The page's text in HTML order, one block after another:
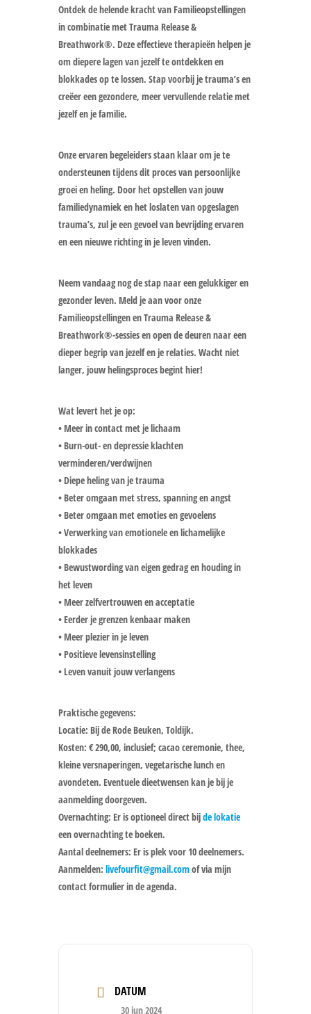
Ontdek de helende kracht van Familieopstellingen
in combinatie met Trauma Release &
Breathwork®. Deze effectieve therapieën helpen je
om diepere lagen van jezelf te ontdekken en
blokkades op te lossen. Stap voorbij je trauma’s en
creëer een gezondere, meer vervullende relatie met
jezelf en je familie.
Onze ervaren begeleiders staan klaar om je te
ondersteunen tijdens dit proces van persoonlijke
groei en heling. Door het opstellen van jouw
familiedynamiek en het loslaten van opgeslagen
trauma’s, zul je een gevoel van bevrijding ervaren
en een nieuwe richting in je leven vinden.
Neem vandaag nog de stap naar een gelukkiger en
gezonder leven. Meld je aan voor onze
Familieopstellingen en Trauma Release &
Breathwork®-sessies en open de deuren naar een
dieper begrip van jezelf en je relaties. Wacht niet
langer, jouw helingsproces begint hier!
Wat levert het je op:
• Meer in contact met je lichaam
• Burn-out- en depressie klachten
verminderen/verdwijnen
• Diepe heling van je trauma
• Beter omgaan met stress, spanning en angst
• Beter omgaan met emoties en gevoelens
• Verwerking van emotionele en lichamelijke
blokkades
• Bewustwording van eigen gedrag en houding in
het leven
• Meer zelfvertrouwen en acceptatie
• Eerder je grenzen kenbaar maken
• Meer plezier in je leven
• Positieve levensinstelling
• Leven vanuit jouw verlangens
Praktische gegevens:
Locatie: Bij de Rode Beuken, Toldijk.
Kosten: € 290,00, inclusief; cacao ceremonie, thee,
kleine versnaperingen, vegetarische lunch en
avondeten. Eventuele dieetwensen kan je bij je
aanmelding doorgeven.
Overnachting: Er is optioneel direct bijde lokatie
een overnachting te boeken.
Aantal deelnemers: Er is plek voor 10 deelnemers.
Aanmelden: livefourfit@gmail.comof via mijn
contact formulier in de agenda.
DATUM
30 jun 2024